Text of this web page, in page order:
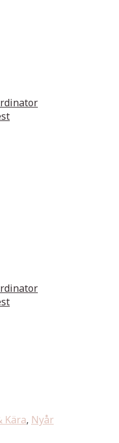
Kära, Nyår